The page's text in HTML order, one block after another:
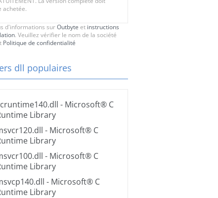
achetée.
d'informations surOutbyte et instructions
. Veuillez vérifier le nom de la société
Politique de confidentialité
dll populaires
- Microsoft® C
Library
- Microsoft® C
Library
- Microsoft® C
Library
- Microsoft® C
Library